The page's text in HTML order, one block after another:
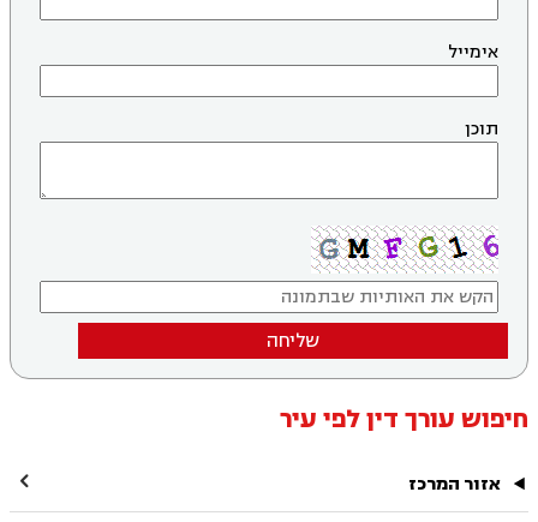
אימייל
תוכן
שליחה
חיפוש עורך דין לפי עיר
אזור המרכז 